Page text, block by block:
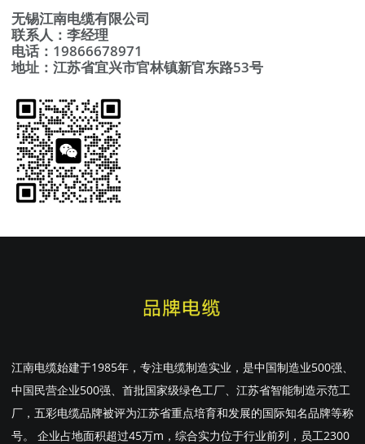
无锡江南电缆有限公司
联系人：李经理
电话：19866678971
地址：江苏省宜兴市官林镇新官东路53号
江南电缆始建于1985年，专注电缆制造实业，是中国制造业500强、
中国民营企业500强、首批国家级绿色工厂、江苏省智能制造示范工
厂，五彩电缆品牌被评为江苏省重点培育和发展的国际知名品牌等称
号。 企业占地面积超过45万m，综合实力位于行业前列，员工2300